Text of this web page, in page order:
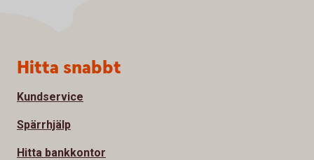
Sidfot
Hitta snabbt
Kundservice
Spärrhjälp
Hitta bankkontor